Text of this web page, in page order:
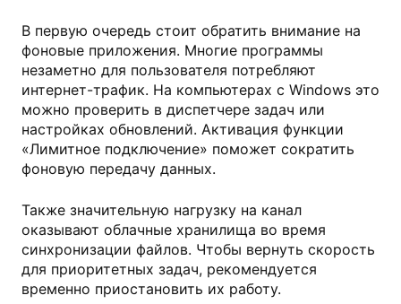
В первую очередь стоит обратить внимание на
фоновые приложения. Многие программы
незаметно для пользователя потребляют
интернет-трафик. На компьютерах с Windows это
можно проверить в диспетчере задач или
настройках обновлений. Активация функции
«Лимитное подключение» поможет сократить
фоновую передачу данных.
Также значительную нагрузку на канал
оказывают облачные хранилища во время
синхронизации файлов. Чтобы вернуть скорость
для приоритетных задач, рекомендуется
временно приостановить их работу.